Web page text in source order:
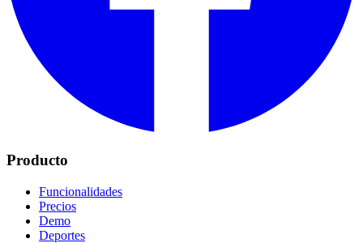
Producto
Funcionalidades
Precios
Demo
Deportes